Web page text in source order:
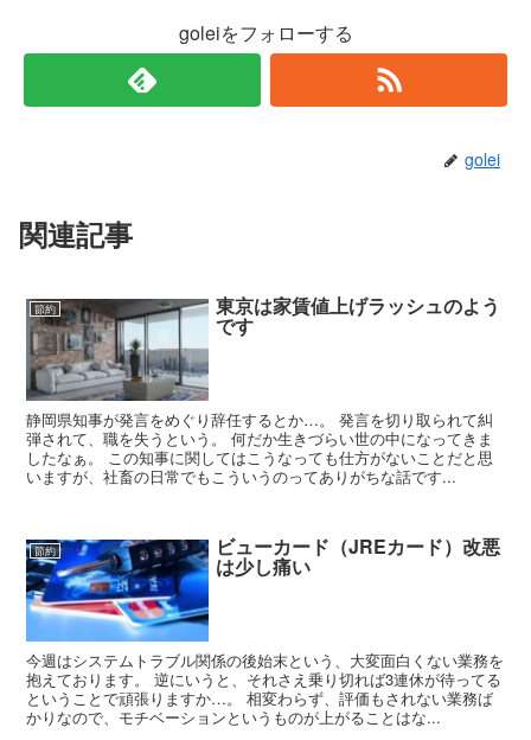
goleiをフォローする
golei
関連記事
節約 東京は家賃値上げラッシュのよう
です
静岡県知事が発言をめぐり辞任するとか…。 発言を切り取られて糾
弾されて、職を失うという。 何だか生きづらい世の中になってきま
したなぁ。 この知事に関してはこうなっても仕方がないことだと思
いますが、社畜の日常でもこういうのってありがちな話です...
節約 ビューカード（JREカード）改悪
は少し痛い
今週はシステムトラブル関係の後始末という、大変面白くない業務を
抱えております。 逆にいうと、それさえ乗り切れば3連休が待ってる
ということで頑張りますか…。 相変わらず、評価もされない業務ば
かりなので、モチベーションというものが上がることはな...